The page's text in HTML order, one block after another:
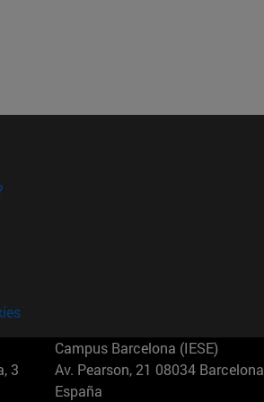
3
Campus Barcelona (IESE)
Av. Pearson, 21 08034 Barcelona
España